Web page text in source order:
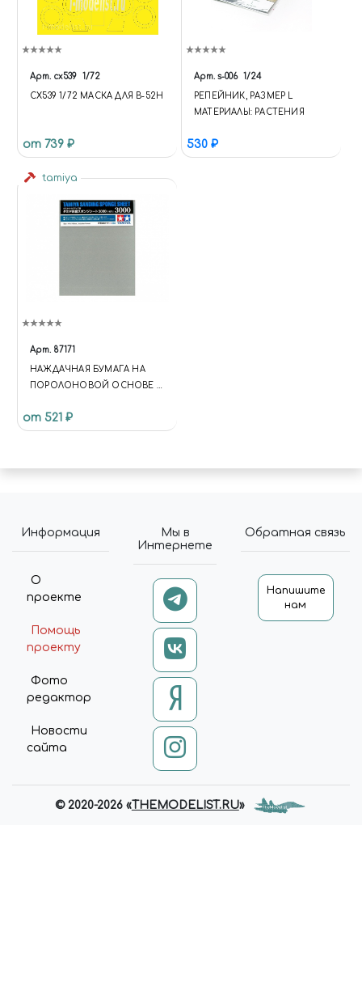
Арт. cx539 1/72
CX539 1/72 МАСКА ДЛЯ B-52H
от 739 ₽
Арт. s-006 1/24
РЕПЕЙНИК, РАЗМЕР L
МАТЕРИАЛЫ: РАСТЕНИЯ
530 ₽
tamiya
Арт. 87171
НАЖДАЧНАЯ БУМАГА НА
ПОРОЛОНОВОЙ ОСНОВЕ С
от 521 ₽
Информация
О
проекте
Помощь
проекту
Фото
редактор
Новости
сайта
Мы в
Интернете
Обратная связь
Напишите
нам
© 2020-2026 «THEMODELIST.RU»